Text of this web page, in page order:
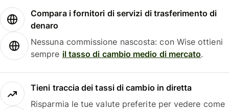
Compara i fornitori di servizi di trasferimento di
denaro
Nessuna commissione nascosta: con Wise ottieni
sempre il tasso di cambio medio di mercato.
Tieni traccia dei tassi di cambio in diretta
Risparmia le tue valute preferite per vedere come